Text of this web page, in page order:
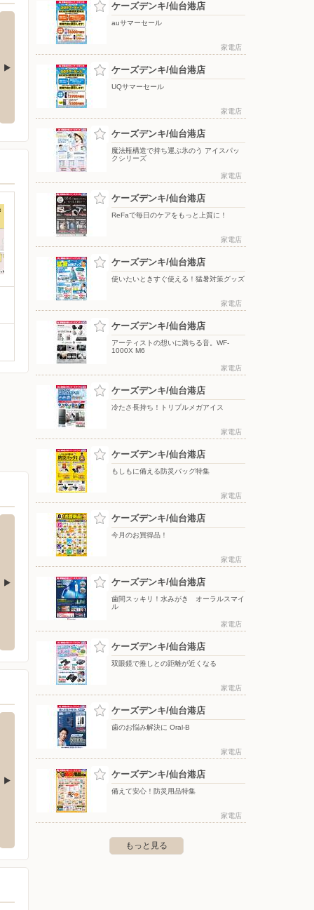
フェア 夏のスマホ＆ネット応援フェア
余田字千刈田466
ケーズデンキ/仙台北店
〒981-3131 宮城県仙台市泉区大沢2-5-2
東仙台4-14-5
ケーズデンキ/仙台港店
auサマーセール
家電店
ケーズデンキ/仙台港店
UQサマーセール
家電店
ケーズデンキ/仙台港店
魔法瓶構造で持ち運ぶ氷のう アイスパッ
クシリーズ
家電店
ケーズデンキ/仙台港店
ReFaで毎日のケアをもっと上質に！
家電店
ケーズデンキ/仙台港店
使いたいときすぐ使える！猛暑対策グッズ
家電店
ケーズデンキ/仙台港店
アーティストの想いに満ちる音。WF-
1000X M6
家電店
ケーズデンキ/仙台港店
冷たさ長持ち！トリプルメガアイス
家電店
ケーズデンキ/仙台港店
もしもに備える防災バッグ特集
家電店
ケーズデンキ/仙台港店
今月のお買得品！
家電店
ケーズデンキ/仙台港店
歯間スッキリ！水みがき オーラルスマイ
ル
家電店
ケーズデンキ/仙台港店
双眼鏡で推しとの距離が近くなる
家電店
ケーズデンキ/仙台港店
歯のお悩み解決に Oral-B
家電店
ケーズデンキ/仙台港店
備えて安心！防災用品特集
家電店
もっと見る